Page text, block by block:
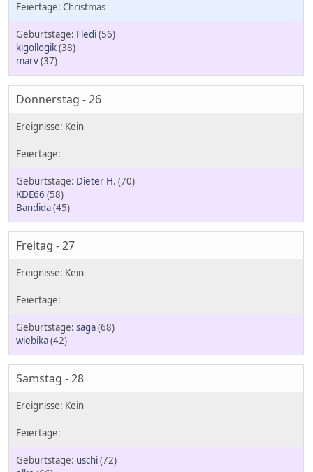
Christmas
Fledi(56)
kigollogik(38)
marv(37)
Donnerstag - 26
Dieter H. (70)
KDE66 (58)
Bandida(45)
Freitag - 27
saga(68)
wiebika(42)
Samstag - 28
uschi(72)